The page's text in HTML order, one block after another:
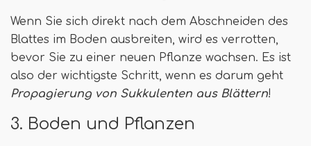
Wenn Sie sich direkt nach dem Abschneiden des
Blattes im Boden ausbreiten, wird es verrotten,
bevor Sie zu einer neuen Pflanze wachsen. Es ist
also der wichtigste Schritt, wenn es darum geht
Propagierung von Sukkulenten aus Blättern!
3. Boden und Pflanzen